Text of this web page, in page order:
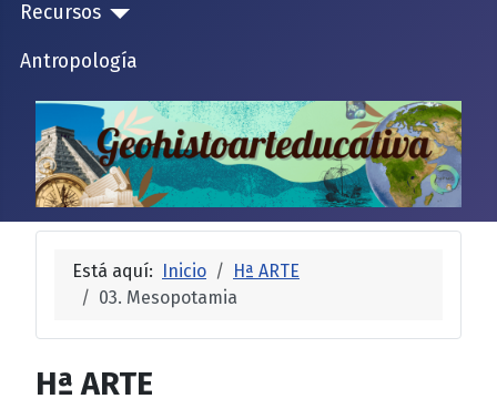
Recursos
Antropología
Está aquí: Inicio
Hª ARTE
03. Mesopotamia
Hª ARTE